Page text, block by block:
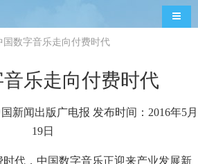
导航
国数字音乐走向付费时代
乐走向付费时代
新闻出版广电报 发布时间：2016年5月
19日
时代，中国数字音乐正迎来产业发展新